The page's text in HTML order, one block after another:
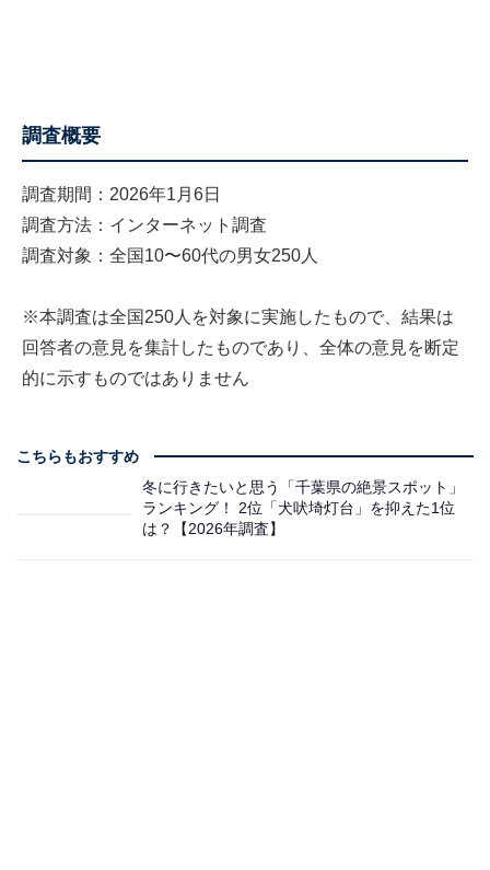
調査概要
調査期間：2026年1月6日
調査方法：インターネット調査
調査対象：全国10〜60代の男女250人
※本調査は全国250人を対象に実施したもので、結果は
回答者の意見を集計したものであり、全体の意見を断定
的に示すものではありません
こちらもおすすめ
冬に行きたいと思う「千葉県の絶景スポット」
ランキング！ 2位「犬吠埼灯台」を抑えた1位
は？【2026年調査】